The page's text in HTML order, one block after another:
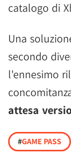
catalogo di
Una
secondo
l'ennesimo
attesa
#GAME PASS